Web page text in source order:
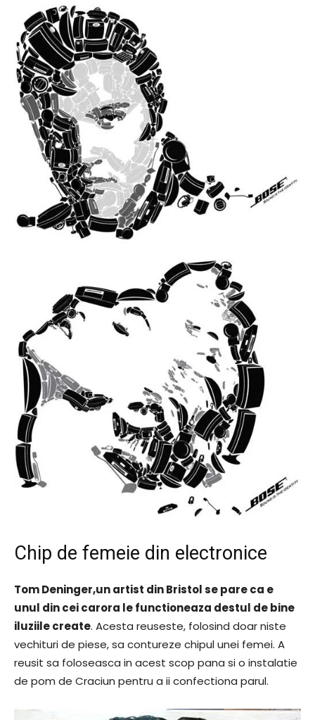
Chip de femeie din electronice
Tom Deninger,un artist din Bristol se pare ca e
unul din cei carora le functioneaza destul de bine
iluziile create. Acesta reuseste, folosind doar niste
vechituri de piese, sa contureze chipul unei femei. A
reusit sa foloseasca in acest scop pana si o instalatie
de pom de Craciun pentru a ii confectiona parul.